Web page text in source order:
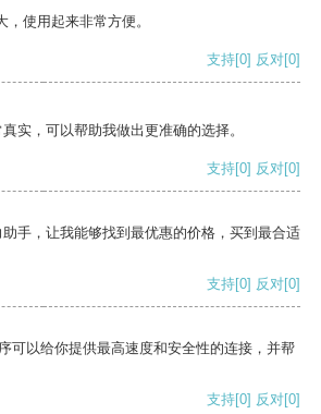
使用起来非常方便。
支持[0] 反对[0]
实，可以帮助我做出更准确的选择。
支持[0] 反对[0]
手，让我能够找到最优惠的价格，买到最合适
支持[0] 反对[0]
可以给你提供最高速度和安全性的连接，并帮
支持[0] 反对[0]